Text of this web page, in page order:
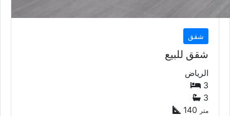
شقق
شقق للبيع
الرياض
3
3
140 متر